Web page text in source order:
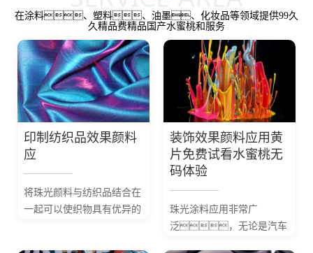
在涂料、塑料、油墨、化妆品等领域提供99久
久精品费精品国产水蜜桃和服务
印制纺织品效果颜料
应
将珠光颜料与纺织品结合在
一起可以使织物具有优异的
装饰效果颜料应用黄
片免费试看水蜜桃无
码体验
珠光涂料应用非常广
泛，无论是汽车